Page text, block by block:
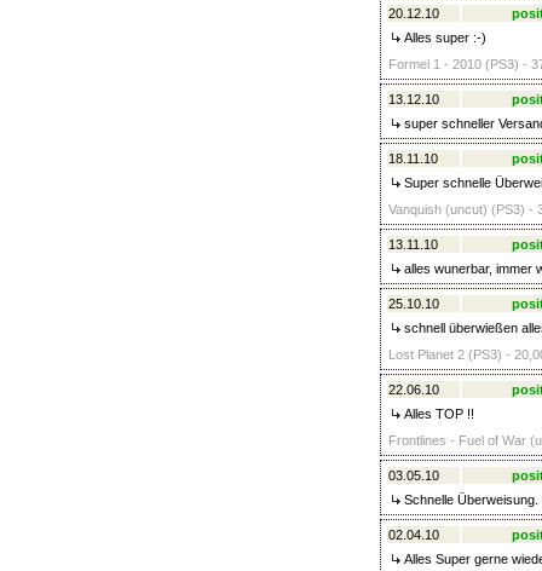
20.12.10
Alles super :-)
Formel 1 - 2010 (PS3) -
13.12.10
super schneller
18.11.10
Super schnelle
Vanquish (uncut) (PS3) -
13.11.10
alles wunerbar, immer
25.10.10
schnell überwießen
Lost Planet 2 (PS3) -
22.06.10
Alles TOP !!
Frontlines - Fuel of War
03.05.10
Schnelle
02.04.10
Alles Super gerne